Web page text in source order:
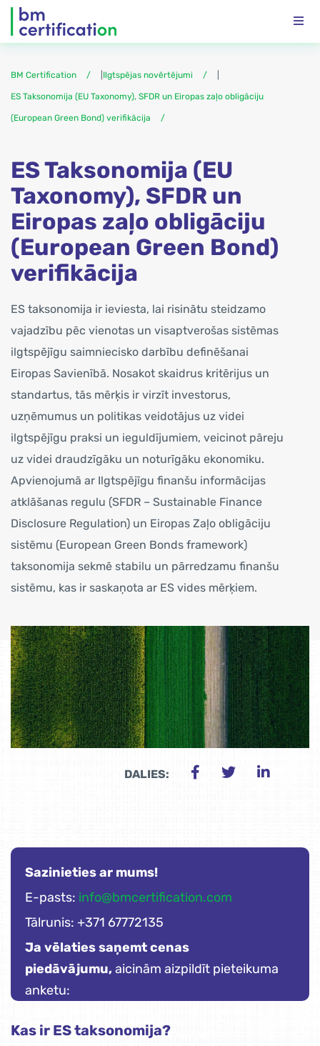
BM Certification Ilgtspējas novērtējumi
ES Taksonomija (EU Taxonomy), SFDR un Eiropas zaļo obligāciju
(European Green Bond) verifikācija
ES Taksonomija (EU
Taxonomy), SFDR un
Eiropas zaļo obligāciju
(European Green Bond)
verifikācija
ES taksonomija ir ieviesta, lai risinātu steidzamo
vajadzību pēc vienotas un visaptverošas sistēmas
ilgtspējīgu saimniecisko darbību definēšanai
Eiropas Savienībā. Nosakot skaidrus kritērijus un
standartus, tās mērķis ir virzīt investorus,
uzņēmumus un politikas veidotājus uz videi
ilgtspējīgu praksi un ieguldījumiem, veicinot pāreju
uz videi draudzīgāku un noturīgāku ekonomiku.
Apvienojumā ar Ilgtspējīgu finanšu informācijas
atklāšanas regulu (SFDR – Sustainable Finance
Disclosure Regulation) un Eiropas Zaļo obligāciju
sistēmu (European Green Bonds framework)
taksonomija sekmē stabilu un pārredzamu finanšu
sistēmu, kas ir saskaņota ar ES vides mērķiem.
DALIES:
Sazinieties ar mums!
E-pasts: info@bmcertification.com
Tālrunis: +371 67772135
Ja vēlaties saņemt cenas
piedāvājumu,aicinām aizpildīt pieteikuma
anketu:
Kas ir ES taksonomija?